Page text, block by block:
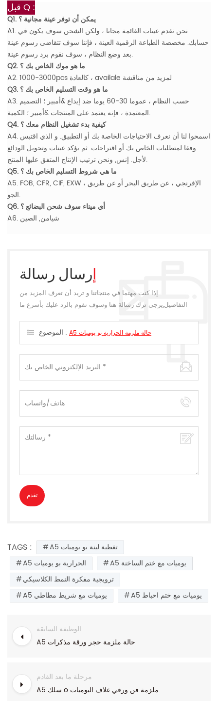
قبل Q :
Q1. يمكن أن توفر عينة مجانية ؟
A1. نحن نقدم عينات القائمة مجانا ، ولكن الشحن سوف يكون في
حسابك. مخصصة الطباعة الرقمية العينة ، فإننا سوف تتقاضى رسوم عينة
بعد وضع النظام ، سوف نقوم برد رسوم عينة.
Q2. ما هو موك الخاص بك ؟
A2. 1000-3000pcs كالعادة ، availale لمزيد من مناقشة
Q3. ما هو وقت التسليم الخاص بك ؟
A3. حسب النظام ، عموما 30-60 يوما ضد إيداع &أمبير ؛ التصميم
المعتمدة ، فإنه يعتمد على المنتجات &أمبير ؛ الكمية.
Q4. كيفية بدء تشغيل النظام معك ؟
A4. اسمحوا لنا أن نعرف الاحتياجات الخاصة بك أو التطبيق. و الذي اقتبس
وفقا لمتطلبات الخاص بك أو اقتراحات. ثم يؤكد عينات وتحويل الودائع
لأجل. إنس, ونحن ترتيب الإنتاج المتفق عليها المنتج.
Q5. ما هي شروط التسليم الخاص بك ؟
A5. FOB, CFR, CIF, EXW ، الإفرنجي ، عن طريق البحر أو عن طريق
الجو.
Q6. أي ميناء سوف شحن البضائع ؟
A6. شيامن, الصين
إرسال رسالة
إذا كنت مهتما في منتجاتنا و تريد أن تعرف المزيد من
التفاصيل,يرجى ترك رسالة هنا وسوف نقوم بالرد عليك بأسرع ما
الموضوع : A5 حالة ملزمة الحرارية بو يوميات
TAGS :
A5 تغطية لينة بو يوميات
A5 الحرارية بو يوميات
A5 يوميات مع ختم الساخنة
ترويجية مفكرة النمط الكلاسيكي
A5 يوميات مع شريط مطاطي
A5 يوميات مع ختم احباط
الوظيفة السابقة
A5 حالة ملزمة حجر ورقة مذكرات
مرحلة ما بعد القادم
A5 سلك o ملزمة فن ورقي غلاف اليوميات